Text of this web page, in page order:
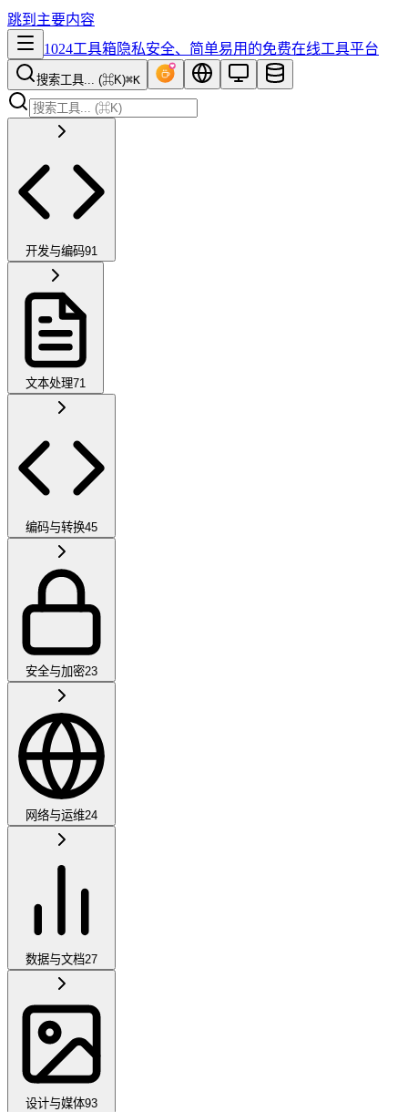
跳到主要内容
1024工具箱隐私安全、简单易用的免费在线工具平台
搜索工具... (⌘K)⌘K
开发与编码91
文本处理71
编码与转换45
安全与加密23
网络与运维24
数据与文档27
设计与媒体93